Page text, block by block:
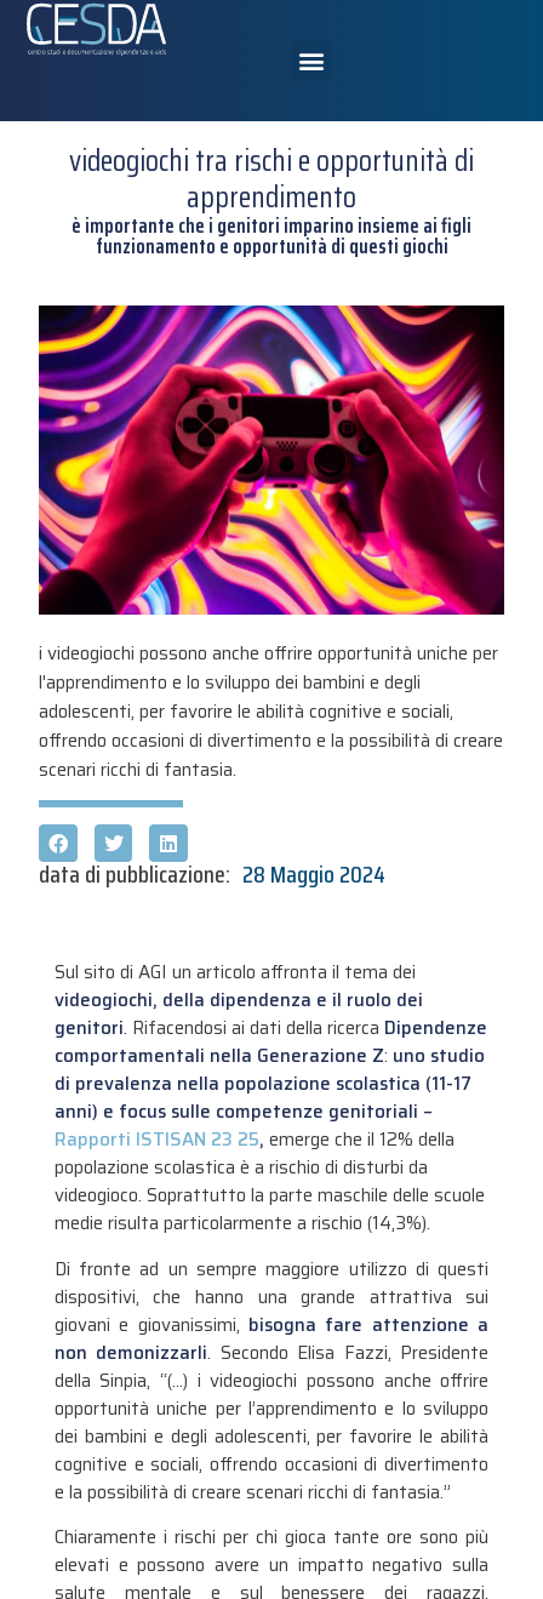
videogiochi tra rischi e opportunità di
apprendimento
è importante che i genitori imparino insieme ai figli
funzionamento e opportunità di questi giochi
i videogiochi possono anche offrire opportunità uniche per
l'apprendimento e lo sviluppo dei bambini e degli
adolescenti, per favorire le abilità cognitive e sociali,
offrendo occasioni di divertimento e la possibilità di creare
scenari ricchi di fantasia.
data di pubblicazione: 28 Maggio 2024
Sul sito di AGI un articolo affronta il tema dei
videogiochi, della dipendenza e il ruolo dei
genitori. Rifacendosi ai dati della ricerca Dipendenze
comportamentali nella Generazione Z: uno studio
di prevalenza nella popolazione scolastica (11-17
anni) e focus sulle competenze genitoriali –
Rapporti ISTISAN 23 25, emerge che il 12% della
popolazione scolastica è a rischio di disturbi da
videogioco. Soprattutto la parte maschile delle scuole
medie risulta particolarmente a rischio (14,3%).
Di fronte ad un sempre maggiore utilizzo di questi
dispositivi, che hanno una grande attrattiva sui
giovani e giovanissimi, bisogna fare attenzione a
non demonizzarli. Secondo Elisa Fazzi, Presidente
della Sinpia, “(…) i videogiochi possono anche offrire
opportunità uniche per l’apprendimento e lo sviluppo
dei bambini e degli adolescenti, per favorire le abilità
cognitive e sociali, offrendo occasioni di divertimento
e la possibilità di creare scenari ricchi di fantasia.”
Chiaramente i rischi per chi gioca tante ore sono più
elevati e possono avere un impatto negativo sulla
salute mentale e sul benessere dei ragazzi,